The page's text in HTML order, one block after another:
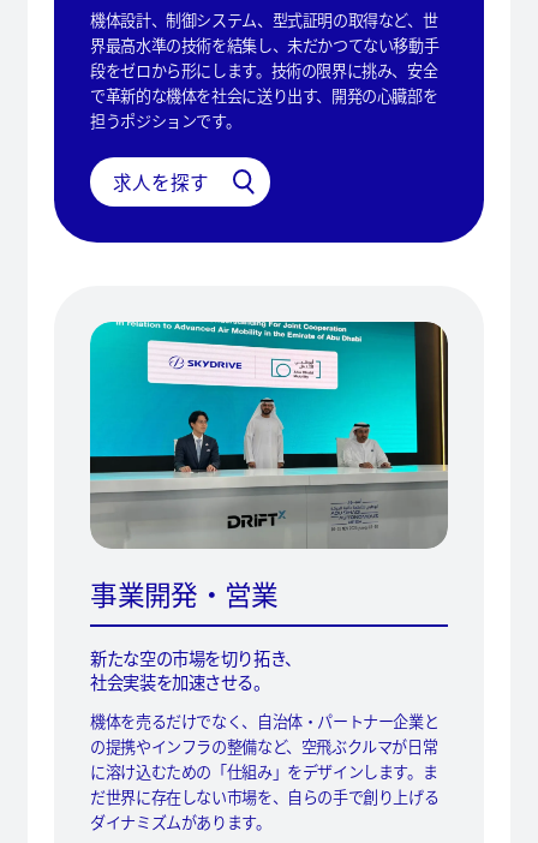
機体設計、制御システム、型式証明の取得など、世
界最高水準の技術を結集し、未だかつてない移動手
段をゼロから形にします。技術の限界に挑み、安全
で革新的な機体を社会に送り出す、開発の心臓部を
担うポジションです。
求人を探す
事業開発・営業
新たな空の市場を切り拓き、
社会実装を加速させる。
機体を売るだけでなく、自治体・パートナー企業と
の提携やインフラの整備など、空飛ぶクルマが日常
に溶け込むための「仕組み」をデザインします。ま
だ世界に存在しない市場を、自らの手で創り上げる
ダイナミズムがあります。